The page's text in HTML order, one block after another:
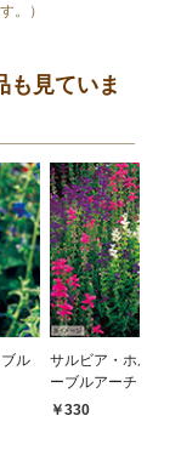
。）
も見ていま
ル
サルビア・ホルミ
ーブルアーチミッ
￥330